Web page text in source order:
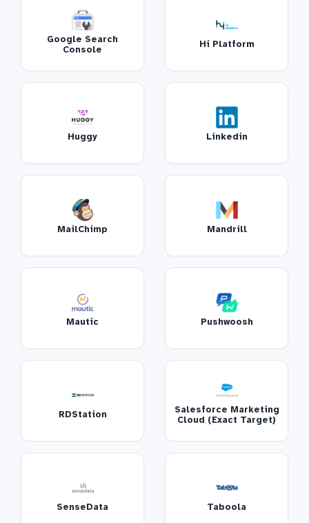
Google Search
Console
Hi Platform
Huggy Linkedin
MailChimp Mandrill
Mautic Pushwoosh
RDStation
Salesforce Marketing
Cloud (Exact Target)
SenseData Taboola